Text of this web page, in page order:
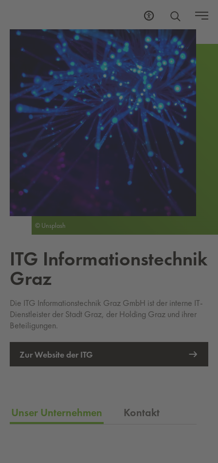
ITG In­for­ma­ti­ons­tech­nik
Graz
Die ITG Informationstechnik Graz GmbH ist der interne IT-
Dienstleister der Stadt Graz, der Holding Graz und ihrer
Beteiligungen.
Zur Website der ITG
Externer Link
© Unsplash
Unser Unternehmen Kontakt